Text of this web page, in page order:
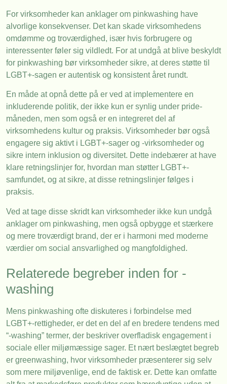
For virksomheder kan anklager om pinkwashing have
alvorlige konsekvenser. Det kan skade virksomhedens
omdømme og troværdighed, især hvis forbrugere og
interessenter føler sig vildledt. For at undgå at blive beskyldt
for pinkwashing bør virksomheder sikre, at deres støtte til
LGBT+-sagen er autentisk og konsistent året rundt.
En måde at opnå dette på er ved at implementere en
inkluderende politik, der ikke kun er synlig under pride-
måneden, men som også er en integreret del af
virksomhedens kultur og praksis. Virksomheder bør også
engagere sig aktivt i LGBT+-sager og -virksomheder og
sikre intern inklusion og diversitet. Dette indebærer at have
klare retningslinjer for, hvordan man støtter LGBT+-
samfundet, og at sikre, at disse retningslinjer følges i
praksis.
Ved at tage disse skridt kan virksomheder ikke kun undgå
anklager om pinkwashing, men også opbygge et stærkere
og mere troværdigt brand, der er i harmoni med moderne
værdier om social ansvarlighed og mangfoldighed.
Relaterede begreber inden for -
washing
Mens pinkwashing ofte diskuteres i forbindelse med
LGBT+-rettigheder, er det en del af en bredere tendens med
“-washing” termer, der beskriver overfladisk engagement i
sociale eller miljømæssige sager. Et nært beslægtet begreb
er greenwashing, hvor virksomheder præsenterer sig selv
som mere miljøvenlige, end de faktisk er. Dette kan omfatte